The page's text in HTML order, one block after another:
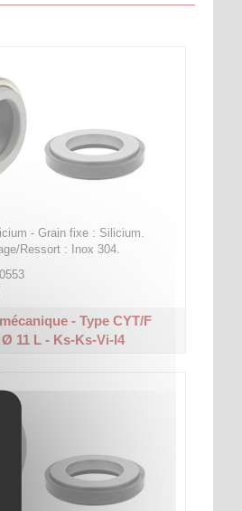
- Grain fixe : Silicium.
Ressort : Inox 304.
- Type CYT/F
11 L - Ks-Ks-Vi-I4